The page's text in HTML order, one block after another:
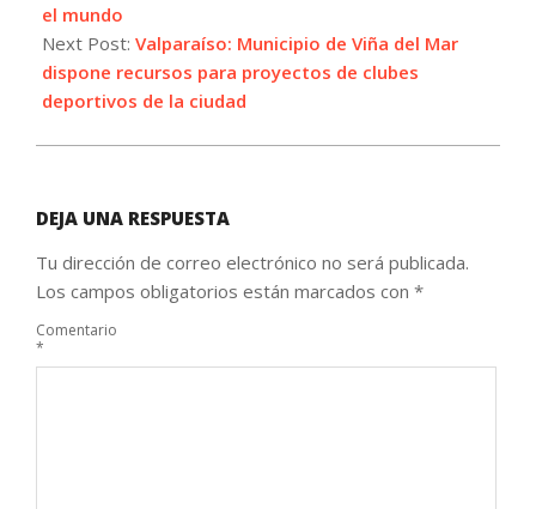
el mundo
Next Post: Valparaíso: Municipio de Viña del Mar
dispone recursos para proyectos de clubes
deportivos de la ciudad
DEJA UNA RESPUESTA
Tu dirección de correo electrónico no será publicada.
Los campos obligatorios están marcados con *
Comentario
*